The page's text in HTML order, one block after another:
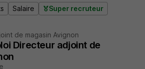
Salaire Super recruteur
de magasin Avignon
Directeur adjoint de